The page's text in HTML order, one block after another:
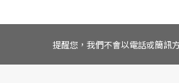
提醒您，我們不會以電話或簡訊